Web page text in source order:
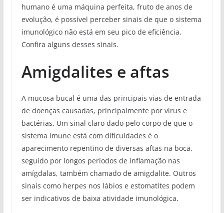
humano é uma máquina perfeita, fruto de anos de
evolução, é possível perceber sinais de que o sistema
imunológico não está em seu pico de eficiência.
Confira alguns desses sinais.
Amigdalites e aftas
A mucosa bucal é uma das principais vias de entrada
de doenças causadas, principalmente por vírus e
bactérias. Um sinal claro dado pelo corpo de que o
sistema imune está com dificuldades é o
aparecimento repentino de diversas aftas na boca,
seguido por longos períodos de inflamação nas
amígdalas, também chamado de amigdalite. Outros
sinais como herpes nos lábios e estomatites podem
ser indicativos de baixa atividade imunológica.